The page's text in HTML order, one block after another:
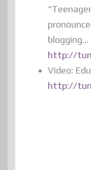
blogging…
http://
Video:
http://